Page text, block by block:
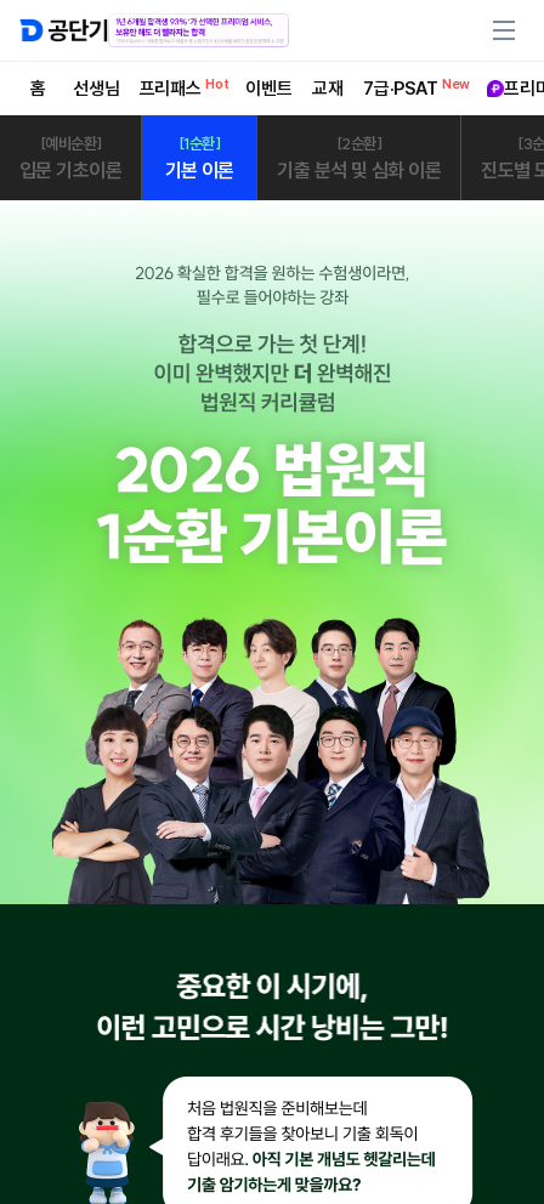
홈 선생님 프리패스 Hot 이벤트 교재 7급·PSAT New 프리
[예비순환]
입문 기초이론
[1순환]
기본 이론
[2순환]
기출 분석 및 심화 이론
[3
진도별